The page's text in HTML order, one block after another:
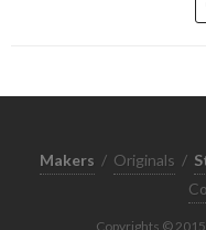
Makers / Originals /
Copyrights ©